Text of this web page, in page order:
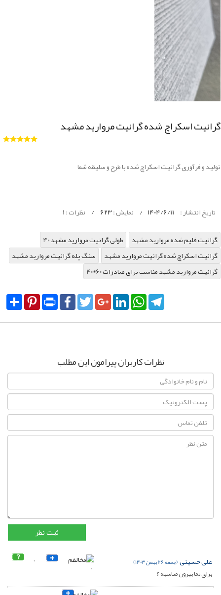
گرانیت اسکراچ شده گرانیت مروارید مشهد
تولید و فرآوری گرانیت اسکراچ شده با طرح و سلیقه شما
تاریخ انتشار : 1404/6/11
/ نمایش :623
/ نظرات :1
گرانیت فلیم شده مروارید مشهد
۴۰ طولی گرانیت مروارید مشهد
گرانیت اسکراچ شده گرانیت مروارید مشهد
سنگ پله گرانیت مروارید مشهد
40*60 گرانیت مروارید مشهد مناسب برای صادرات
Share PinterestPrint FacebookTwitterGoogle+LinkedInWhatsApp
نظرات کاربران پیرامون این مطلب
0
0 علی حسینی(جمعه 26 بهمن 1403)
برای نما بیرون مناسبه ؟